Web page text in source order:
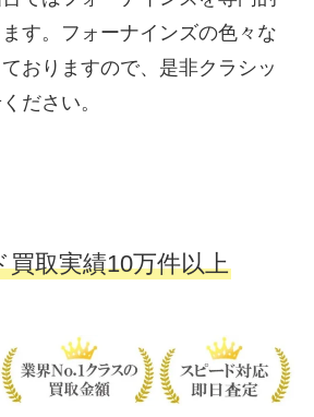
す。フォーナインズの色々な
おりますので、是非クラシッ
ださい。
買取実績10万件以上